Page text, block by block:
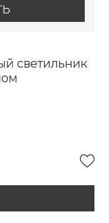
светильник